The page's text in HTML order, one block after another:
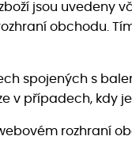
jsou uvedeny
obchodu.
spojených s
případech, kdy
rozhraní